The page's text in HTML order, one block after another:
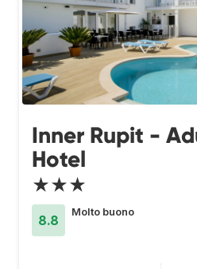
Inner Rupit -
Hotel
★★★
8.8
Molto buono